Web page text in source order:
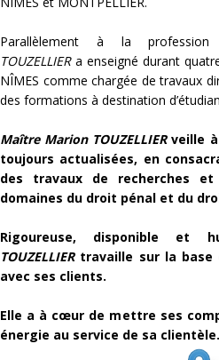
Parallèlement à la
TOUZELLIERa enseigné durant
NÎMES comme chargée de travaux
des formations à destination
Maître Marion TOUZELLIERveille à
toujours actualisées, en
des travaux de recherches
domaines du droit pénal et du
Rigoureuse, disponible et
TOUZELLIERtravaille sur la base
avec ses clients.
Elle a à cœur de mettre ses
énergie au service de sa clientèle.